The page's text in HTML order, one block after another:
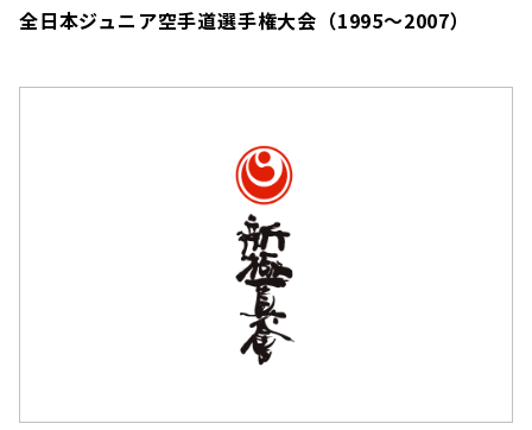
全日本ジュニア空手道選手権大会（1995～2007）